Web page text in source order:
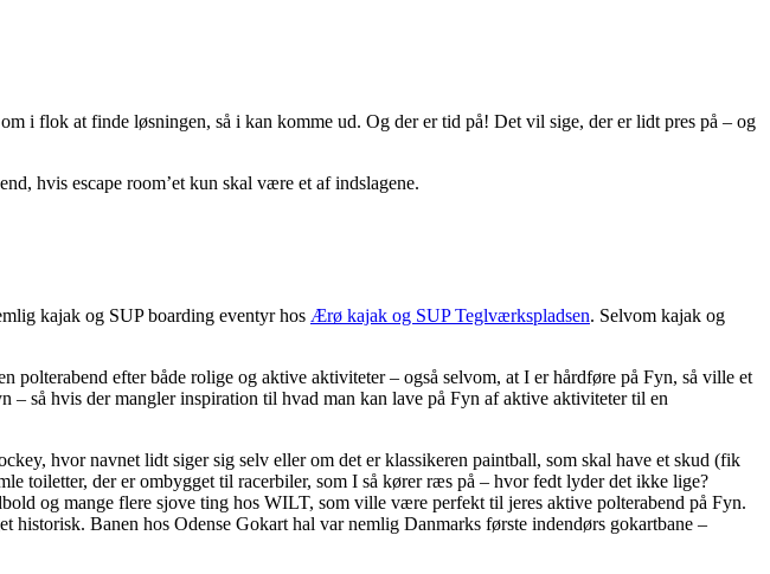
i flok at finde løsningen, så i kan komme ud. Og der er tid på! Det vil sige, der er lidt pres på – og
hvis escape room’et kun skal være et af indslagene.
kajak og SUP boarding eventyr hos Ærø kajak og SUP Teglværkspladsen. Selvom kajak og
efter både rolige og aktive aktiviteter – også selvom, at I er hårdføre på Fyn, så ville et
så hvis der mangler inspiration til hvad man kan lave på Fyn af aktive aktiviteter til en
hvor navnet lidt siger sig selv eller om det er klassikeren paintball, som skal have et skud (fik
toiletter, der er ombygget til racerbiler, som I så kører ræs på – hvor fedt lyder det ikke lige?
og mange flere sjove ting hos WILT, som ville være perfekt til jeres aktive polterabend på Fyn.
historisk. Banen hos Odense Gokart hal var nemlig Danmarks første indendørs gokartbane –